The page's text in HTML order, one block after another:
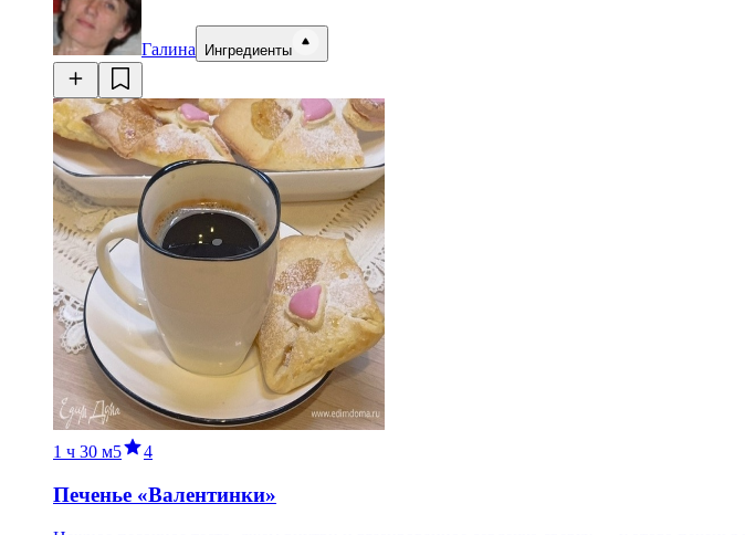
Галина Ингредиенты
1 ч 30 м5 4
Печенье «Валентинки»